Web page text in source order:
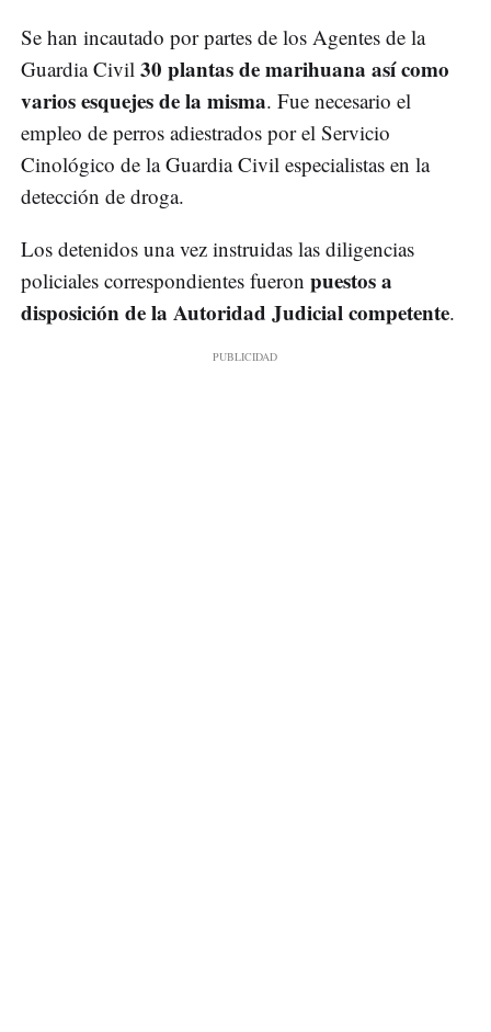
Se han incautado por partes de los Agentes de la
Guardia Civil 30 plantas de marihuana así como
varios esquejes de la misma. Fue necesario el
empleo de perros adiestrados por el Servicio
Cinológico de la Guardia Civil especialistas en la
detección de droga.
Los detenidos una vez instruidas las diligencias
policiales correspondientes fueron puestos a
disposición de la Autoridad Judicial competente.